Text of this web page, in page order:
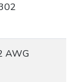
AWG